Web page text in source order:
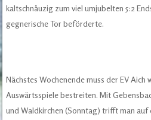
kaltschnäuzig zum viel umjubelten 5:2
gegnerische Tor beförderte.
Nächstes Wochenende muss der EV Aich
Auswärtsspiele bestreiten. Mit
und Waldkirchen (Sonntag) trifft man auf